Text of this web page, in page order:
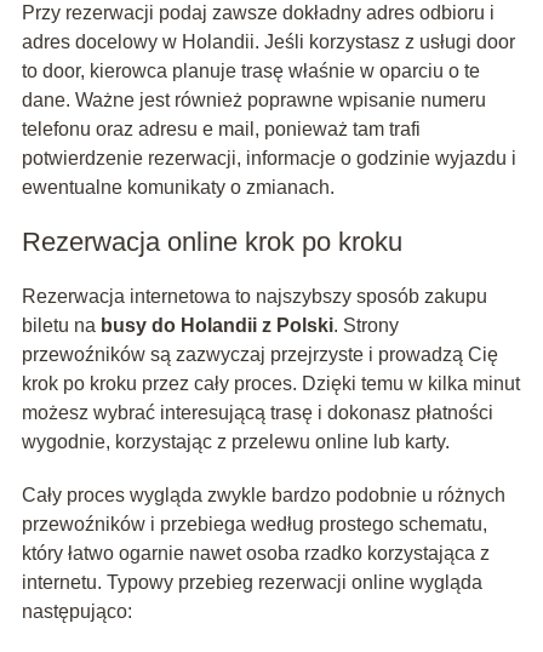
Przy rezerwacji podaj zawsze dokładny adres odbioru i
adres docelowy w Holandii. Jeśli korzystasz z usługi door
to door, kierowca planuje trasę właśnie w oparciu o te
dane. Ważne jest również poprawne wpisanie numeru
telefonu oraz adresu e mail, ponieważ tam trafi
potwierdzenie rezerwacji, informacje o godzinie wyjazdu i
ewentualne komunikaty o zmianach.
Rezerwacja online krok po kroku
Rezerwacja internetowa to najszybszy sposób zakupu
biletu na busy do Holandii z Polski. Strony
przewoźników są zazwyczaj przejrzyste i prowadzą Cię
krok po kroku przez cały proces. Dzięki temu w kilka minut
możesz wybrać interesującą trasę i dokonasz płatności
wygodnie, korzystając z przelewu online lub karty.
Cały proces wygląda zwykle bardzo podobnie u różnych
przewoźników i przebiega według prostego schematu,
który łatwo ogarnie nawet osoba rzadko korzystająca z
internetu. Typowy przebieg rezerwacji online wygląda
następująco: